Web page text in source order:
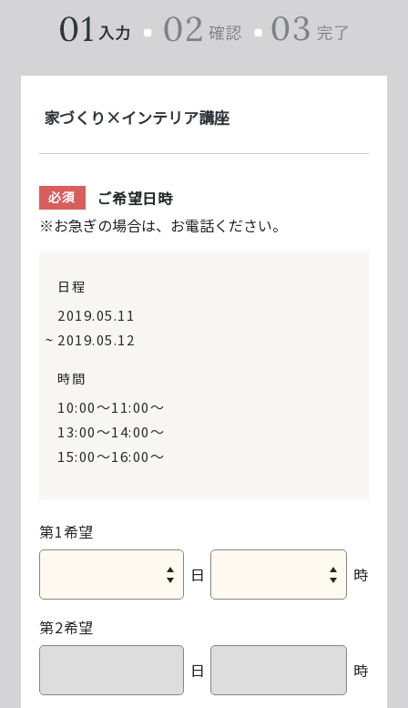
家づくり×インテリア講座
必須
ご希望日時
※お急ぎの場合は、お電話ください。
日程
2019.05.11
2019.05.12
時間
10:00～11:00〜
13:00～14:00〜
15:00～16:00〜
第1希望
日
時
第2希望
日
時